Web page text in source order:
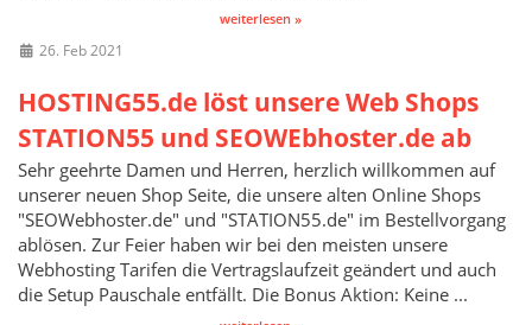
weiterlesen »
26. Feb 2021
HOSTING55.de löst unsere Web Shops
STATION55 und SEOWEbhoster.de ab
Sehr geehrte Damen und Herren, herzlich willkommen auf
unserer neuen Shop Seite, die unsere alten Online Shops
"SEOWebhoster.de" und "STATION55.de" im Bestellvorgang
ablösen. Zur Feier haben wir bei den meisten unsere
Webhosting Tarifen die Vertragslaufzeit geändert und auch
die Setup Pauschale entfällt. Die Bonus Aktion: Keine ...